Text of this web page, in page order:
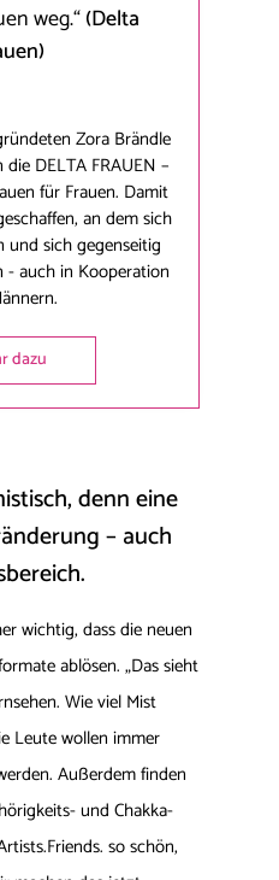
weg.“(Delta
Zora Brändle
DELTA FRAUEN –
für Frauen. Damit
an dem sich
und sich gegenseitig
auch in Kooperation
dazu
denn eine
– auch
wichtig, dass die neuen
ablösen. „Das sieht
Wie viel Mist
Leute wollen immer
Außerdem finden
und Chakka-
so schön,